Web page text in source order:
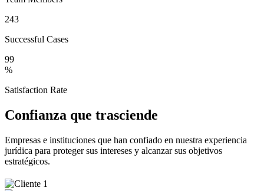
243
Successful Cases
99
%
Satisfaction Rate
Confianza que trasciende
Empresas e instituciones que han confiado en nuestra experiencia
jurídica para proteger sus intereses y alcanzar sus objetivos
estratégicos.